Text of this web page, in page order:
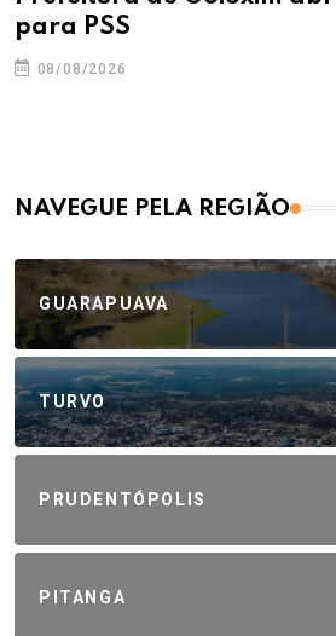
para PSS
08/08/2026
NAVEGUE PELA REGIÃO
GUARAPUAVA
TURVO
PRUDENTÓPOLIS
PITANGA